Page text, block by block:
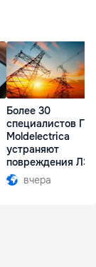
Более 30
специалистов ГП
Moldelectrica
устраняют
повреждения
Бельцы-
вчера